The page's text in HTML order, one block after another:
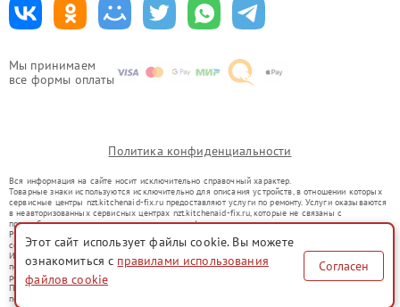
Мы принимаем
все формы оплаты
Политика конфиденциальности
Вся информация на сайте носит исключительно справочный характер.
Товарные знаки используются исключительно для описания устройств, в отношении которых
сервисные центры nzt.kitchenaid-fix.ru предоставляют услуги по ремонту. Услуги оказываются
в неавторизованных сервисных центрах nzt.kitchenaid-fix.ru, которые не связаны с
правообладателями товарных знаков или их официальными представителями.
Ремонт осуществляется для устройств, уже введенных в гражданский оборот в соответствии
со статьей 1487 ГК РФ.
Использование товарных знаков не преследует цели индивидуализации услуг или введения
потребителей в заблуждение, а служит для информирования о предоставляемых услугах по
ремонту техники указанных брендов.
Представленная на сайте информация не является публичной офертой, определяемой
положениями Статьи 437(2) Гражданского кодекса РФ
Этот сайт использует файлы cookie. Вы можете
ознакомиться с правилами использования
файлов cookie
Согласен